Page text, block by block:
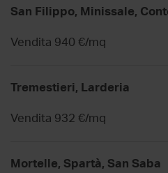
San Filippo, Minissale,
Vendita 940 €/mq
Tremestieri, Larderia
Vendita 932 €/mq
Mortelle, Spartà, San Saba